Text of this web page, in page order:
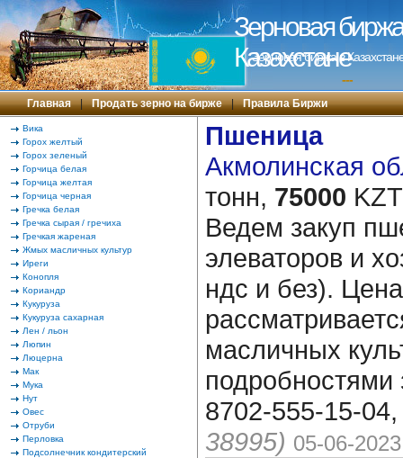
Зерновая
Казахстане
Зерновая биржа в
---
Главная | Продать зерно на бирже | Правила Биржи
Вика
Горох желтый
Горох зеленый
Горчица белая
Горчица желтая
Горчица черная
Гречка белая
Гречка сырая / гречиха
Гречкая жареная
Жмых масличных культур
Иреги
Конопля
Кориандр
Кукуруза
Кукуруза сахарная
Лен / льон
Люпин
Люцерна
Мак
Мука
Нут
Овес
Отруби
Перловка
Подсолнечник кондитерский
Пшеница
Акмолинская
тонн, 75000
Ведем закуп
элеваторов и
ндс и без).
масличных
8702-555-15-
38995) 05-06-2023